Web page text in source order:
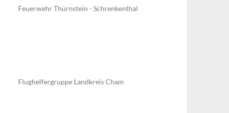
Feuerwehr Thürnstein - Schrenkenthal
Flughelfergruppe Landkreis Cham